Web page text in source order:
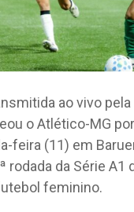
ao vivo pela
o Atlético-MG
feira (11) em
rodada da Série A1
feminino.